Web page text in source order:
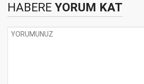
HABERE YORUM KAT